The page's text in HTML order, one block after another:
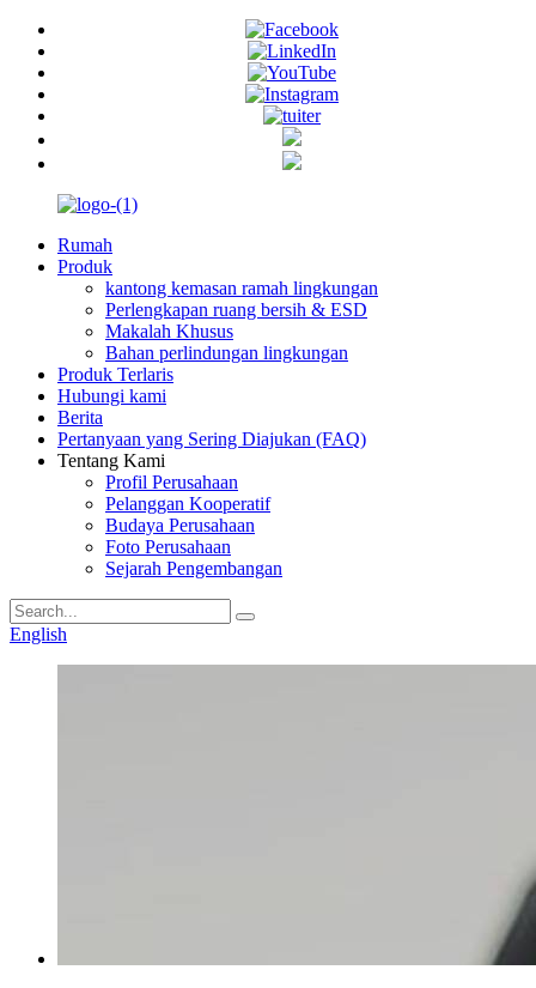
Rumah
Produk
kantong kemasan ramah lingkungan
Perlengkapan ruang bersih & ESD
Makalah Khusus
Bahan perlindungan lingkungan
Produk Terlaris
Hubungi kami
Berita
Pertanyaan yang Sering Diajukan (FAQ)
Tentang Kami
Profil Perusahaan
Pelanggan Kooperatif
Budaya Perusahaan
Foto Perusahaan
Sejarah Pengembangan
English